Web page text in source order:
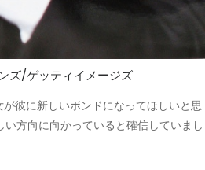
ズ/ゲッティイメージズ
彼に新しいボンドになってほしいと思
方向に向かっていると確信していまし